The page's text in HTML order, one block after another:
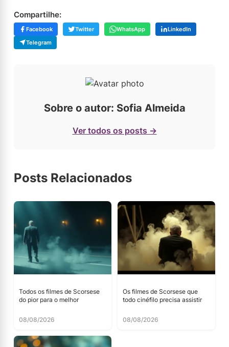
Compartilhe:
Facebook Twitter WhatsApp
LinkedIn
Telegram
Sobre o autor: Sofia Almeida
Ver todos os posts →
Posts Relacionados
Todos os filmes de Scorsese
do pior para o melhor
08/08/2026
Os filmes de Scorsese que
todo cinéfilo precisa assistir
08/08/2026